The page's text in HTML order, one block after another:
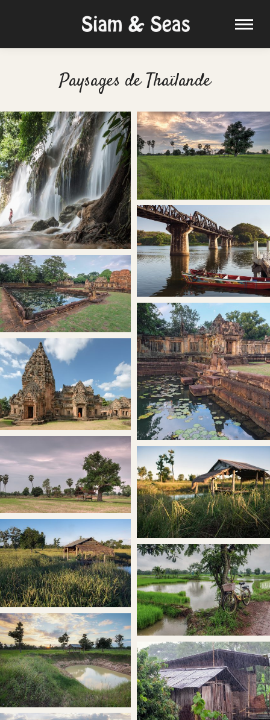
Paysages de Thaïlande